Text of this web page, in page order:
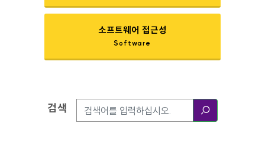
소프트웨어 접근성
Software
검색옵션
검색